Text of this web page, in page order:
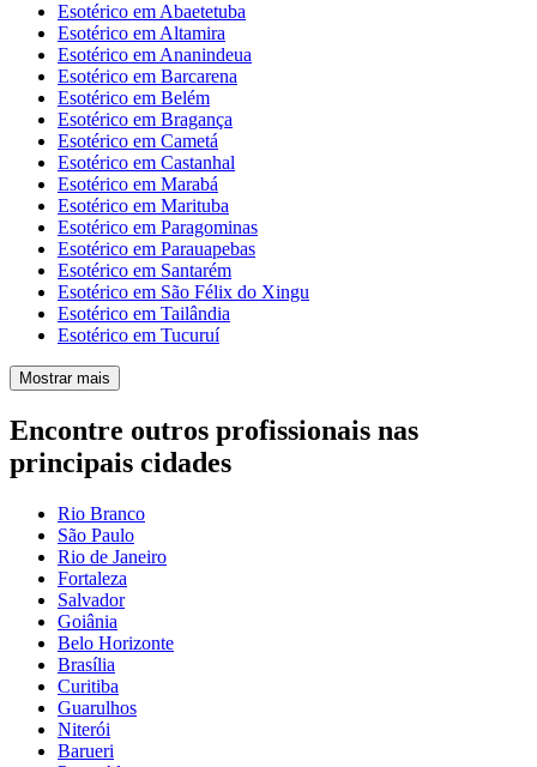
Esotérico em Abaetetuba
Esotérico em Altamira
Esotérico em Ananindeua
Esotérico em Barcarena
Esotérico em Belém
Esotérico em Bragança
Esotérico em Cametá
Esotérico em Castanhal
Esotérico em Marabá
Esotérico em Marituba
Esotérico em Paragominas
Esotérico em Parauapebas
Esotérico em Santarém
Esotérico em São Félix do Xingu
Esotérico em Tailândia
Esotérico em Tucuruí
Mostrar mais
Encontre outros profissionais nas
principais cidades
Rio Branco
São Paulo
Rio de Janeiro
Fortaleza
Salvador
Goiânia
Belo Horizonte
Brasília
Curitiba
Guarulhos
Niterói
Barueri